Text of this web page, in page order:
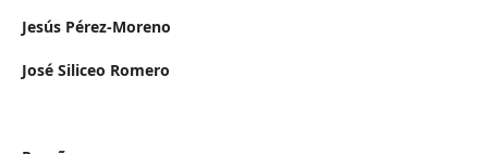
Jesús Pérez-Moreno
José Siliceo Romero